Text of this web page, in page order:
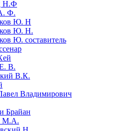
Н.Ф
Ф.
Ю. Н
Ю. Н.
Ю. составитель
В.
В.К.
Владимирович
Брайан
М.А.